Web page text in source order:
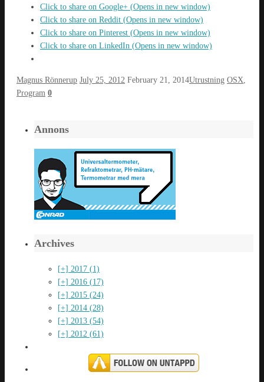
Click to share on Google+ (Opens in new window)
Click to share on Reddit (Opens in new window)
Click to share on Pinterest (Opens in new window)
Click to share on LinkedIn (Opens in new window)
Magnus Rönnerup July 25, 2012 February 21, 2014Utrustning OSX
Program 0
Annons
Archives
[+] 2017 (1)
[+] 2016 (17)
[+] 2015 (24)
[+] 2014 (28)
[+] 2013 (54)
[+] 2012 (61)